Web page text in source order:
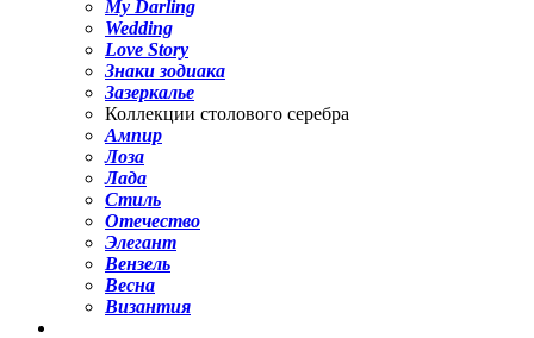
My Darling
Wedding
Love Story
Знаки зодиака
Зазеркалье
Коллекции столового серебра
Ампир
Лоза
Лада
Стиль
Отечество
Элегант
Вензель
Весна
Византия